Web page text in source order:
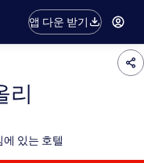
앱 다운 받기
리
있는 호텔